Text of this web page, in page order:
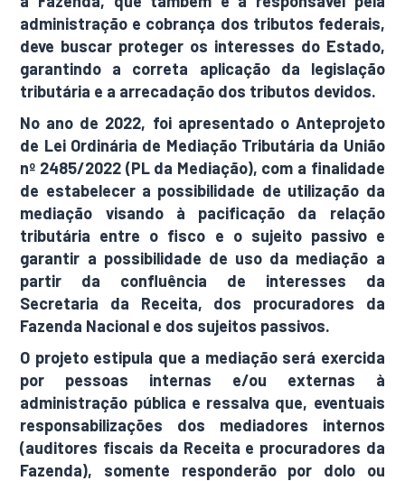
administração e cobrança dos tributos federais,
deve buscar proteger os interesses do Estado,
garantindo a correta aplicação da legislação
tributária e a arrecadação dos tributos devidos.
No ano de 2022, foi apresentado o Anteprojeto
de Lei Ordinária de Mediação Tributária da União
nº 2485/2022 (PL da Mediação), com a finalidade
de estabelecer a possibilidade de utilização da
mediação visando à pacificação da relação
tributária entre o fisco e o sujeito passivo e
garantir a possibilidade de uso da mediação a
partir da confluência de interesses da
Secretaria da Receita, dos procuradores da
Fazenda Nacional e dos sujeitos passivos.
O projeto estipula que a mediação será exercida
por pessoas internas e/ou externas à
administração pública e ressalva que, eventuais
responsabilizações dos mediadores internos
(auditores fiscais da Receita e procuradores da
Fazenda), somente responderão por dolo ou